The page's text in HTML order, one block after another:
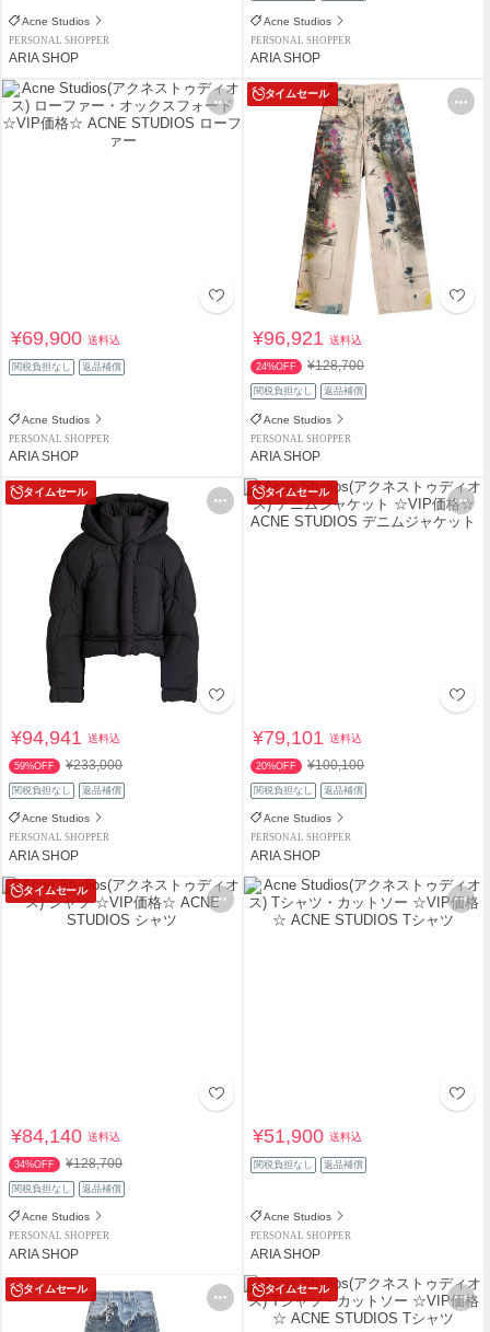
Acne Studios
PERSONAL SHOPPER
ARIA SHOP
Acne Studios
PERSONAL SHOPPER
ARIA SHOP
¥69,900送料込
関税負担なし 返品補償
Acne Studios
PERSONAL SHOPPER
ARIA SHOP
タイムセール
¥96,921送料込
24%OFF ¥128,700
関税負担なし 返品補償
Acne Studios
PERSONAL SHOPPER
ARIA SHOP
タイムセール
¥94,941送料込
59%OFF ¥233,000
関税負担なし 返品補償
Acne Studios
PERSONAL SHOPPER
ARIA SHOP
タイムセール
¥79,101送料込
20%OFF ¥100,100
関税負担なし 返品補償
Acne Studios
PERSONAL SHOPPER
ARIA SHOP
タイムセール
¥84,140送料込
34%OFF ¥128,700
関税負担なし 返品補償
Acne Studios
PERSONAL SHOPPER
ARIA SHOP
¥51,900送料込
関税負担なし 返品補償
Acne Studios
PERSONAL SHOPPER
ARIA SHOP
タイムセール タイムセール